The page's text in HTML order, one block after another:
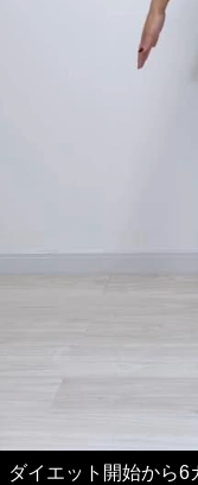
ダイエット開始から